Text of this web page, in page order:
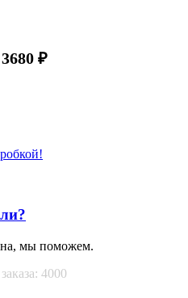
₽
мы поможем.
4000